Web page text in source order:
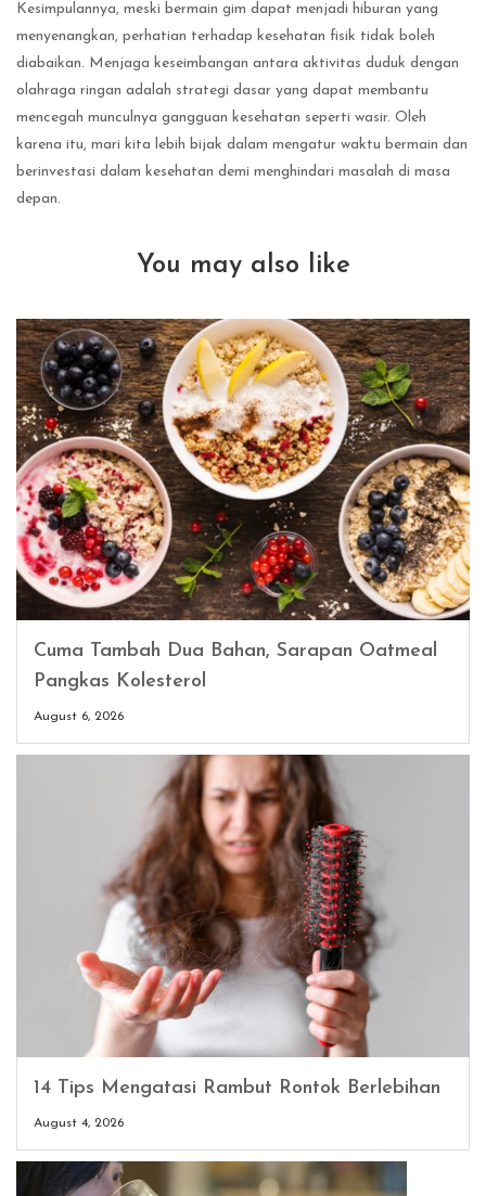
Kesimpulannya, meski bermain gim dapat menjadi hiburan yang
menyenangkan, perhatian terhadap kesehatan fisik tidak boleh
diabaikan. Menjaga keseimbangan antara aktivitas duduk dengan
olahraga ringan adalah strategi dasar yang dapat membantu
mencegah munculnya gangguan kesehatan seperti wasir. Oleh
karena itu, mari kita lebih bijak dalam mengatur waktu bermain dan
berinvestasi dalam kesehatan demi menghindari masalah di masa
depan.
You may also like
Cuma Tambah Dua Bahan, Sarapan Oatmeal
Pangkas Kolesterol
August 6, 2026
14 Tips Mengatasi Rambut Rontok Berlebihan
August 4, 2026